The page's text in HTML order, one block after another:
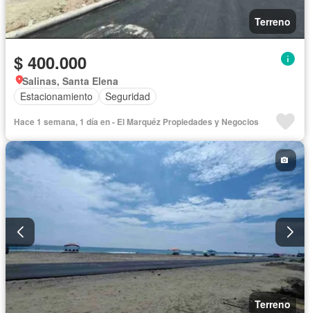
Terreno
$ 400.000
Salinas, Santa Elena
Estacionamiento
Seguridad
Hace 1 semana, 1 día en - El Marquéz Propiedades y Negocios
Terreno